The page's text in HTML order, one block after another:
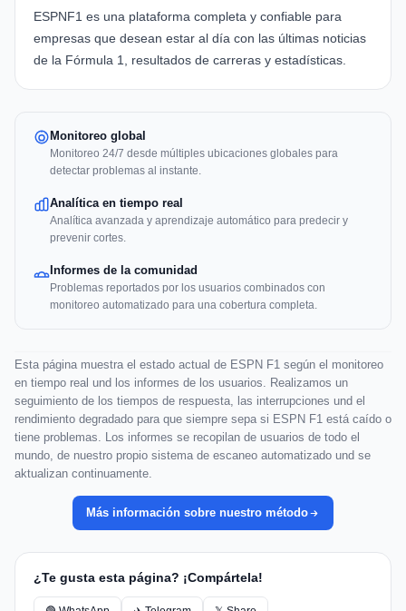
ESPNF1 es una plataforma completa y confiable para
empresas que desean estar al día con las últimas noticias
de la Fórmula 1, resultados de carreras y estadísticas.
Monitoreo global
Monitoreo 24/7 desde múltiples ubicaciones globales para
detectar problemas al instante.
Analítica en tiempo real
Analítica avanzada y aprendizaje automático para predecir y
prevenir cortes.
Informes de la comunidad
Problemas reportados por los usuarios combinados con
monitoreo automatizado para una cobertura completa.
Esta página muestra el estado actual de ESPN F1 según el monitoreo
en tiempo real und los informes de los usuarios. Realizamos un
seguimiento de los tiempos de respuesta, las interrupciones und el
rendimiento degradado para que siempre sepa si ESPN F1 está caído o
tiene problemas. Los informes se recopilan de usuarios de todo el
mundo, de nuestro propio sistema de escaneo automatizado und se
aktualizan continuamente.
Más información sobre nuestro método
¿Te gusta esta página? ¡Compártela!